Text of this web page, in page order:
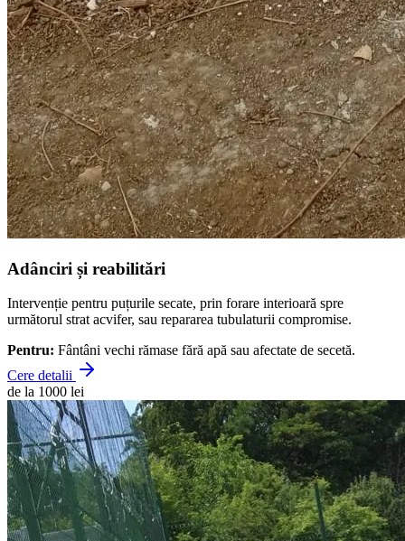
Adânciri și reabilitări
Intervenție pentru puțurile secate, prin forare interioară spre
următorul strat acvifer, sau repararea tubulaturii compromise.
Pentru: Fântâni vechi rămase fără apă sau afectate de secetă.
Cere detalii
de la 1000 lei